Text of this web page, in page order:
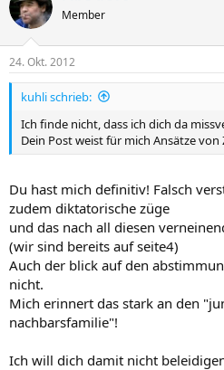
Member
24. Okt. 2012
kuhli schrieb:
Ich finde nicht, dass ich dich da
Dein Post weist für mich Ansätze
Du hast mich definitiv! Falsch
zudem diktatorische züge
und das nach all diesen
(wir sind bereits auf seite4)
Auch der blick auf den
nicht.
Mich erinnert das stark an den
nachbarsfamilie"!
Ich will dich damit nicht